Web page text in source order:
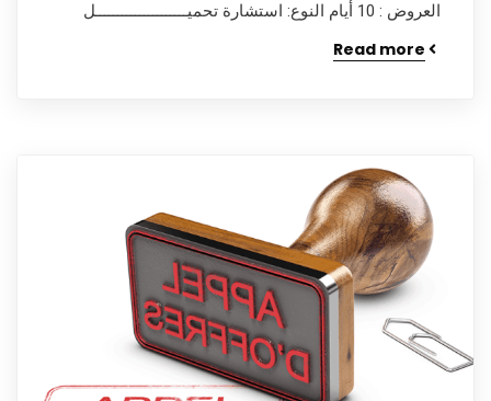
العروض : 10 أيام النوع: استشارة تحميـــــــــــــــــــــل
Read more